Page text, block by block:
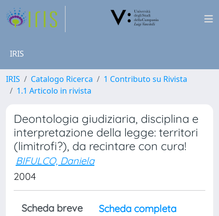
IRIS
IRIS Catalogo Ricerca
1 Contributo su Rivista
1.1 Articolo in rivista
Deontologia giudiziaria, disciplina e
interpretazione della legge: territori
(limitrofi?), da recintare con cura!
BIFULCO, Daniela
2004
Scheda breve
Scheda completa